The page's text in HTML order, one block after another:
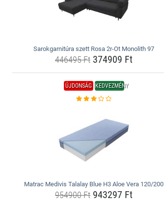
Sarokgarnitúra szett Rosa 2r-Ot Monolith 97
446495 Ft 374909 Ft
ÚJDONSÁG KEDVEZMÉNY
Matrac Medivis Talalay Blue H3 Aloe Vera 120/200
954900 Ft 943297 Ft